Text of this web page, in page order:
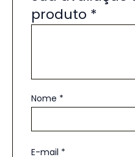
produto *
Nome *
E-mail *